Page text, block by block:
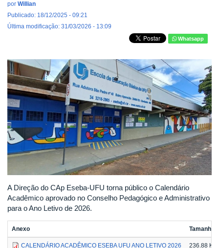
por Willian
Publicado: 18/12/2025 - 09:21
Última modificação: 31/03/2026 - 13:09
Whatsapp
A Direção do CAp Eseba-UFU torna público o Calendário
Acadêmico aprovado no Conselho Pedagógico e Administrativo
para o Ano Letivo de 2026.
Anexo Tamanho
CALENDÁRIO ACADÊMICO ESEBA UFU ANO LETIVO 2026 236.88 KB